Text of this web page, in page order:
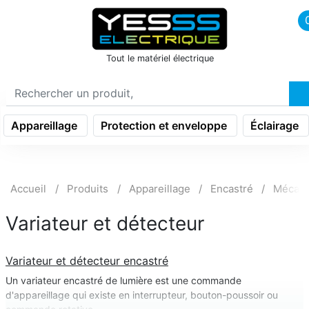
icon menu burger
Tout le matériel électrique
Appareillage Protection et enveloppe Éclairage
Accueil Produits Appareillage Encastré
Variateur et détecteur
Variateur et détecteur encastré
Un variateur encastré de lumière est une commande
d'appareillage qui existe en interrupteur, bouton-poussoir ou